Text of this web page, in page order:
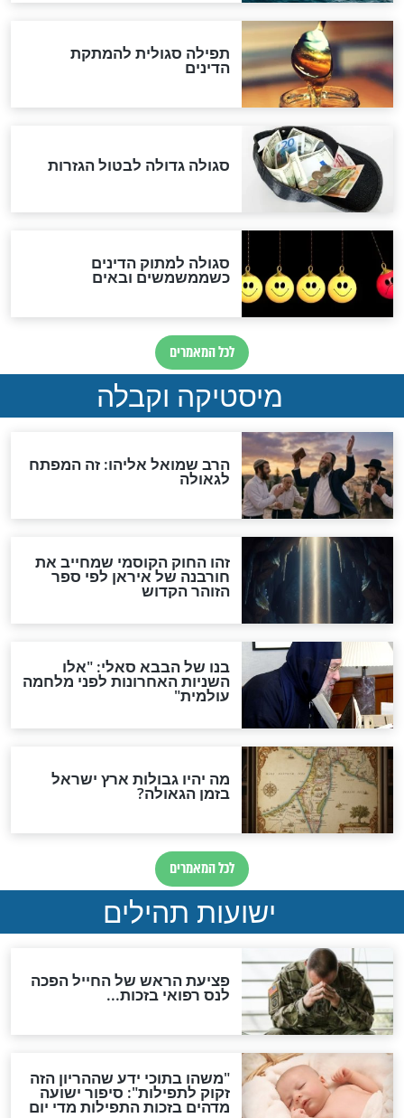
לכל המאמרים
אחרית הימים
האם אפשר לחשב את הקץ?
מה יהיה בימות המשיח?
"לפני הגאולה תהיה אפיקורסות
והכחשה גדולה מאוד של
האמונה"
האם לאחר בוא המשיח יהיה
אפשר לחזור בתשובה?
לכל המאמרים
להמתקת הדינים וביטול
גזרות
סגולת ע"ב שמות הקודש
תפילה סגולית להמתקת